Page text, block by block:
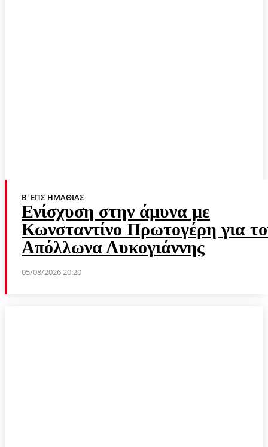
Β' ΕΠΣ ΗΜΑΘΊΑΣ
Ενίσχυση στην άμυνα με
Κωνσταντίνο Πρωτογέρη για
Απόλλωνα Λυκογιάννης
05/08/2026 20:20